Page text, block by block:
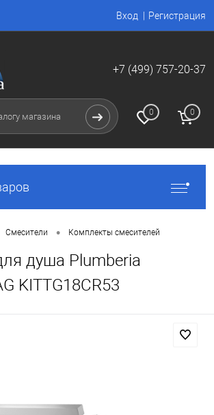
Вход Регистрация
+7 (499) 757-20-37
0 0
Смесители • Комплекты смесителей
душа Plumberia
KITTG18CR53